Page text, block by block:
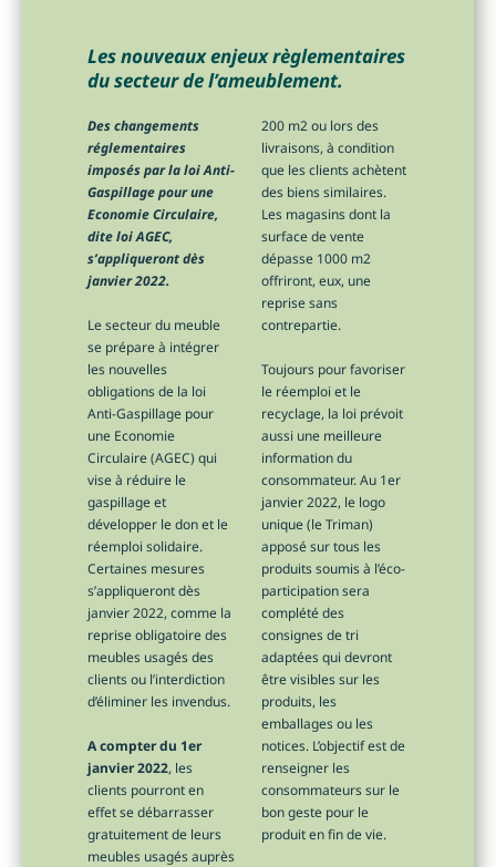
Les nouveaux enjeux règlementaires
du secteur de l’ameublement.
Des changements
réglementaires
imposés par la loi Anti-
Gaspillage pour une
Economie Circulaire,
dite loi AGEC,
s’appliqueront dès
janvier 2022.
Le secteur du meuble
se prépare à intégrer
les nouvelles
obligations de la loi
Anti-Gaspillage pour
une Economie
Circulaire (AGEC) qui
vise à réduire le
gaspillage et
développer le don et le
réemploi solidaire.
Certaines mesures
s’appliqueront dès
janvier 2022, comme la
reprise obligatoire des
meubles usagés des
clients ou l’interdiction
d’éliminer les invendus.
A compter du 1er
janvier 2022, les
clients pourront en
effet se débarrasser
gratuitement de leurs
meubles usagés auprès
200 m2 ou lors des
livraisons, à condition
que les clients achètent
des biens similaires.
Les magasins dont la
surface de vente
dépasse 1000 m2
offriront, eux, une
reprise sans
contrepartie.
Toujours pour favoriser
le réemploi et le
recyclage, la loi prévoit
aussi une meilleure
information du
consommateur. Au 1er
janvier 2022, le logo
unique (le Triman)
apposé sur tous les
produits soumis à l’éco-
participation sera
complété des
consignes de tri
adaptées qui devront
être visibles sur les
produits, les
emballages ou les
notices. L’objectif est de
renseigner les
consommateurs sur le
bon geste pour le
produit en fin de vie.